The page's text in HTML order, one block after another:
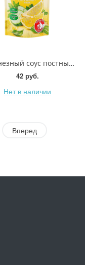
Майонезный соус постный с лимонным соком Махеевъ 190г
42 руб.
Нет в наличии
Вперед